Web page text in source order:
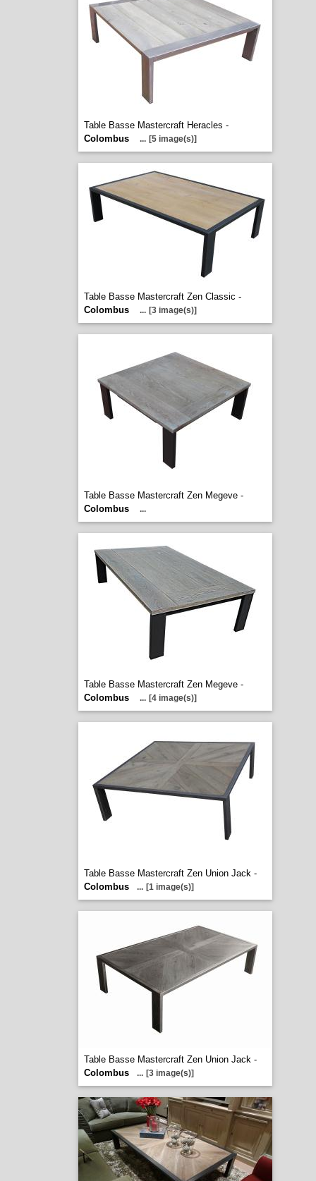
Table Basse Mastercraft Heracles -
Colombus
... [5 image(s)]
Table Basse Mastercraft Zen Classic -
Colombus
... [3 image(s)]
Table Basse Mastercraft Zen Megeve -
Colombus
...
Table Basse Mastercraft Zen Megeve -
Colombus
... [4 image(s)]
Table Basse Mastercraft Zen Union Jack -
Colombus
... [1 image(s)]
Table Basse Mastercraft Zen Union Jack -
Colombus
... [3 image(s)]